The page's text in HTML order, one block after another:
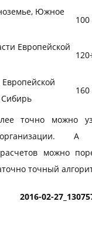
Южное
Европейской
Сибирь
точно можно
организации.
можно
точный